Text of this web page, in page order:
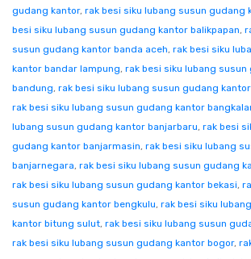
gudang kantor, rak besi siku lubang susun gudang
besi siku lubang susun gudang kantor balikpapan,
susun gudang kantor banda aceh, rak besi siku
kantor bandar lampung, rak besi siku lubang
bandung, rak besi siku lubang susun gudang
rak besi siku lubang susun gudang kantor
lubang susun gudang kantor banjarbaru, rak besi
gudang kantor banjarmasin, rak besi siku lubang
banjarnegara, rak besi siku lubang susun gudang
rak besi siku lubang susun gudang kantor bekasi,
susun gudang kantor bengkulu, rak besi siku
kantor bitung sulut, rak besi siku lubang susun
rak besi siku lubang susun gudang kantor bogor,